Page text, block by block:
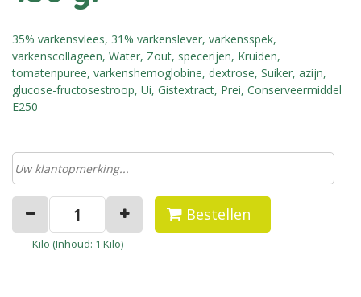
35% varkensvlees, 31% varkenslever, varkensspek,
varkenscollageen, Water, Zout, specerijen, Kruiden,
tomatenpuree, varkenshemoglobine, dextrose, Suiker, azijn,
glucose-fructosestroop, Ui, Gistextract, Prei, Conserveermiddel
E250
Bestellen
Kilo (Inhoud: 1 Kilo)